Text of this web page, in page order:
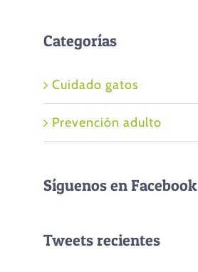
Categorías
Cuidado gatos
Prevención adulto
Síguenos en Facebook
Tweets recientes